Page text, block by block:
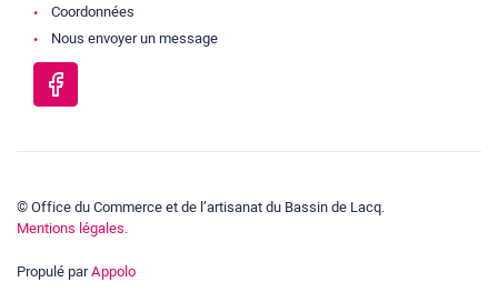
Coordonnées
Nous envoyer un message
© Office du Commerce et de l’artisanat du Bassin de Lacq.
Mentions légales.
Propulé parAppolo